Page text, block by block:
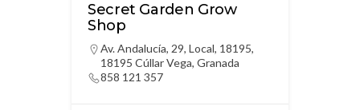
Secret Garden Grow
Shop
Av. Andalucía, 29, Local, 18195,
18195 Cúllar Vega, Granada
858 121 357